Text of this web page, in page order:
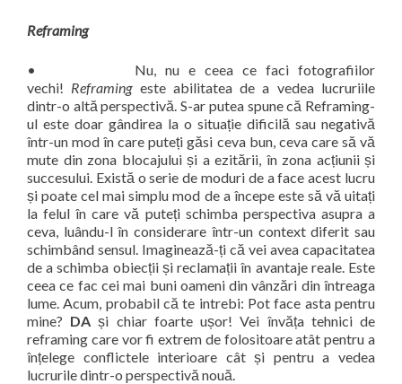
Reframing
• Nu, nu e ceea ce faci fotografiilor
vechi! Reframingeste abilitatea de a vedea lucruriile
dintr-o altă perspectivă. S-ar putea spune că Reframing-
ul este doar gândirea la o situație dificilă sau negativă
într-un mod în care puteți găsi ceva bun, ceva care să vă
mute din zona blocajului și a ezitării, în zona acțiunii și
succesului. Există o serie de moduri de a face acest lucru
și poate cel mai simplu mod de a începe este să vă uitați
la felul în care vă puteți schimba perspectiva asupra a
ceva, luându-l în considerare într-un context diferit sau
schimbând sensul. Imaginează-ți că vei avea capacitatea
de a schimba obiecții și reclamații în avantaje reale. Este
ceea ce fac cei mai buni oameni din vânzări din întreaga
lume. Acum, probabil că te intrebi: Pot face asta pentru
mine? DA și chiar foarte ușor! Vei învăța tehnici de
reframing care vor fi extrem de folositoare atât pentru a
înțelege conflictele interioare cât și pentru a vedea
lucrurile dintr-o perspectivă nouă.